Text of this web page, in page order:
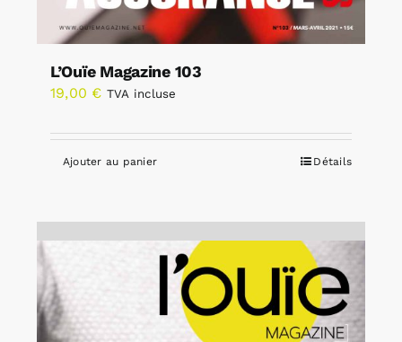
L’Ouïe Magazine 103
19,00 € TVA incluse
Ajouter au panier Détails